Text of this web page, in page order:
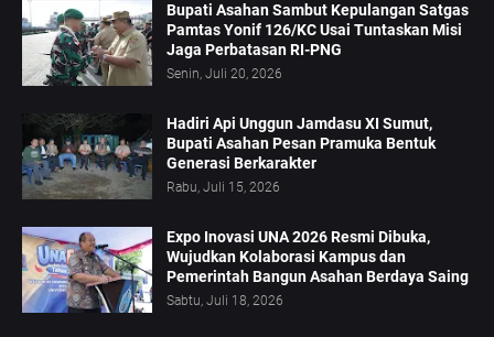
Bupati Asahan Sambut Kepulangan Satgas
Pamtas Yonif 126/KC Usai Tuntaskan Misi
Jaga Perbatasan RI-PNG
Senin, Juli 20, 2026
Hadiri Api Unggun Jamdasu XI Sumut,
Bupati Asahan Pesan Pramuka Bentuk
Generasi Berkarakter
Rabu, Juli 15, 2026
Expo Inovasi UNA 2026 Resmi Dibuka,
Wujudkan Kolaborasi Kampus dan
Pemerintah Bangun Asahan Berdaya Saing
Sabtu, Juli 18, 2026